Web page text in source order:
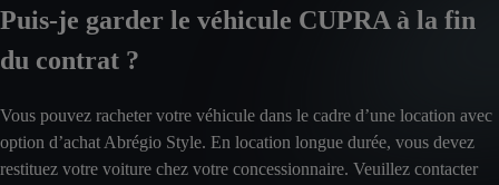
Puis-je garder le véhicule CUPRA à la fin
du contrat ?
Vous pouvez racheter votre véhicule dans le cadre d’une location avec
option d’achat Abrégio Style. En location longue durée, vous devez
restituez votre voiture chez votre concessionnaire. Veuillez contacter